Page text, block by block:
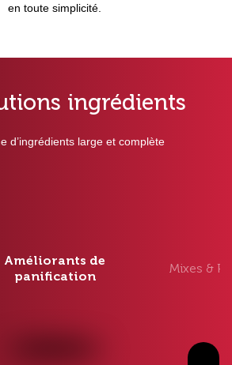
en toute simplicité.
ingrédients
d’ingrédients large et complète
Améliorants de
panification
Mixes &